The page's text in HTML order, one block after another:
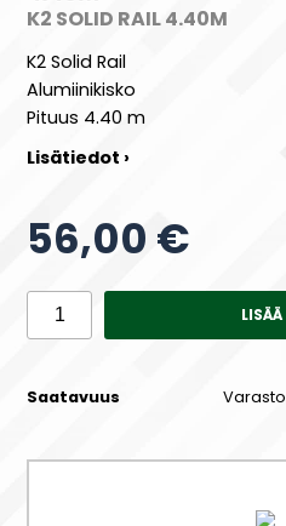
K2 SOLID RAIL 4.40M
K2 Solid Rail
Alumiinikisko
Pituus 4.40 m
Lisätiedot ›
56,00 €
Saatavuus